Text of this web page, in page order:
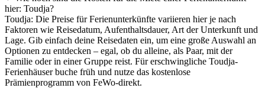
hier: Toudja?
Toudja: Die Preise für Ferienunterkünfte variieren hier je nach
Faktoren wie Reisedatum, Aufenthaltsdauer, Art der Unterkunft und
Lage. Gib einfach deine Reisedaten ein, um eine große Auswahl an
Optionen zu entdecken – egal, ob du alleine, als Paar, mit der
Familie oder in einer Gruppe reist. Für erschwingliche Toudja-
Ferienhäuser buche früh und nutze das kostenlose
Prämienprogramm von FeWo-direkt.